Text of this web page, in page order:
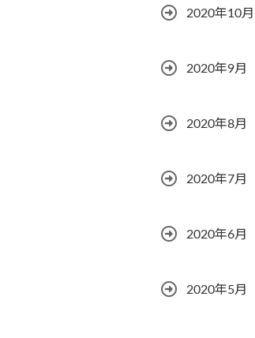
2020年10月
2020年9月
2020年8月
2020年7月
2020年6月
2020年5月